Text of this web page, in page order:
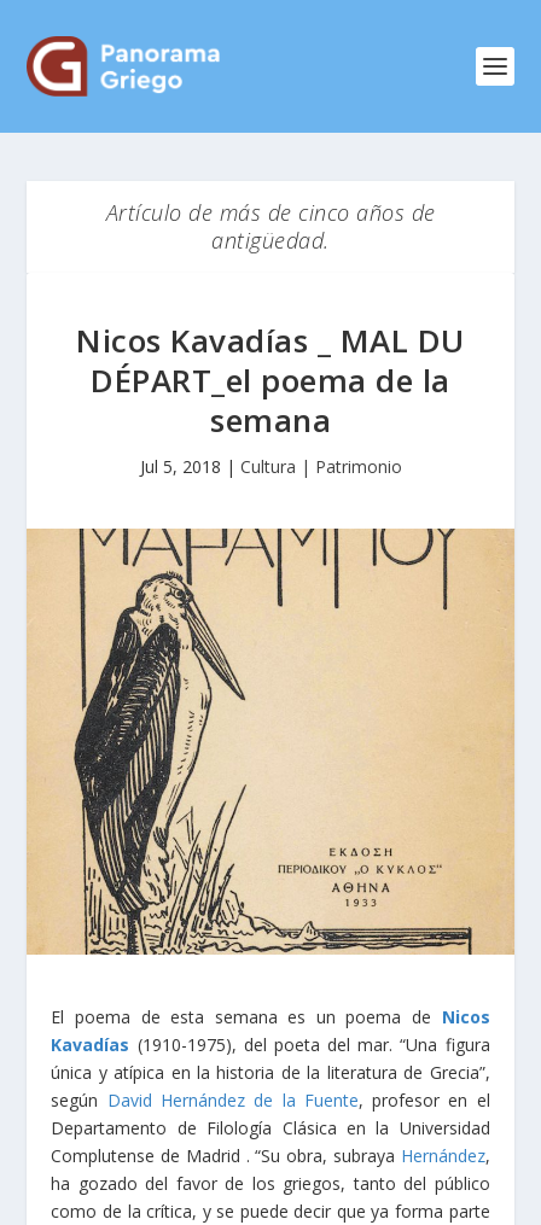
Artículo de más de cinco años de
antigüedad.
Nicos Kavadías _ MAL DU
DÉPART_el poema de la
semana
Jul 5, 2018 | Cultura | Patrimonio
El poema de esta semana es un poema de Nicos
Kavadías (1910-1975), del poeta del mar. “Una figura
única y atípica en la historia de la literatura de Grecia”,
según David Hernández de la Fuente, profesor en el
Departamento de Filología Clásica en la Universidad
Complutense de Madrid . “Su obra, subraya Hernández,
ha gozado del favor de los griegos, tanto del público
como de la crítica, y se puede decir que ya forma parte